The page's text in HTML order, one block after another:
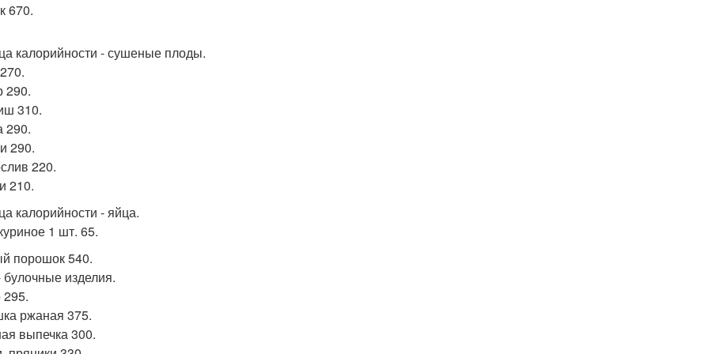
670.
калорийности - сушеные плоды.
290.
310.
290.
290.
220.
210.
калорийности - яйца.
1 шт. 65.
порошок 540.
изделия.
ржаная 375.
выпечка 300.